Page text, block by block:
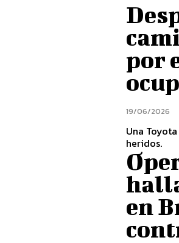
por
19/06/2026
Una
heridos.
en